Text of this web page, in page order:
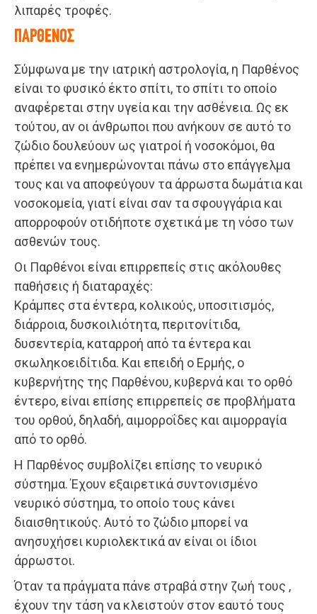
λιπαρές τροφές.
ΠΑΡΘΕΝΟΣ
Σύμφωνα με την ιατρική αστρολογία, η Παρθένος
είναι το φυσικό έκτο σπίτι, το σπίτι το οποίο
αναφέρεται στην υγεία και την ασθένεια. Ως εκ
τούτου, αν οι άνθρωποι που ανήκουν σε αυτό το
ζώδιο δουλεύουν ως γιατροί ή νοσοκόμοι, θα
πρέπει να ενημερώνονται πάνω στο επάγγελμα
τους και να αποφεύγουν τα άρρωστα δωμάτια και
νοσοκομεία, γιατί είναι σαν τα σφουγγάρια και
απορροφούν οτιδήποτε σχετικά με τη νόσο των
ασθενών τους.
Οι Παρθένοι είναι επιρρεπείς στις ακόλουθες
παθήσεις ή διαταραχές:
Κράμπες στα έντερα, κολικούς, υποσιτισμός,
διάρροια, δυσκοιλιότητα, περιτονίτιδα,
δυσεντερία, καταρροή από τα έντερα και
σκωληκοειδίτιδα. Και επειδή ο Ερμής, ο
κυβερνήτης της Παρθένου, κυβερνά και το ορθό
έντερο, είναι επίσης επιρρεπείς σε προβλήματα
του ορθού, δηλαδή, αιμορροΐδες και αιμορραγία
από το ορθό.
Η Παρθένος συμβολίζει επίσης το νευρικό
σύστημα. Έχουν εξαιρετικά συντονισμένο
νευρικό σύστημα, το οποίο τους κάνει
διαισθητικούς. Αυτό το ζώδιο μπορεί να
ανησυχήσει κυριολεκτικά αν είναι οι ίδιοι
άρρωστοι.
Όταν τα πράγματα πάνε στραβά στην ζωή τους ,
έχουν την τάση να κλειστούν στον εαυτό τους